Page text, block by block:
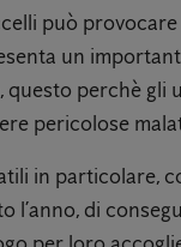
può
un
perchè gli
pericolose
in particolare,
l’anno, di